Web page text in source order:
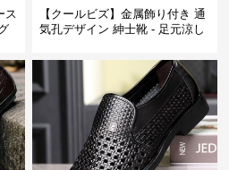
ス
【クールビズ】金属飾り付き 通
気孔デザイン 紳士靴 - 足元涼し